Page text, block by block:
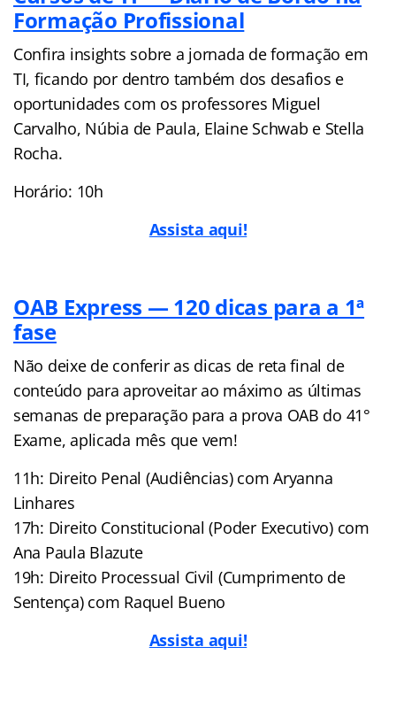
Formação Profissional
Confira insights sobre a jornada de formação em
TI, ficando por dentro também dos desafios e
oportunidades com os professores Miguel
Carvalho, Núbia de Paula, Elaine Schwab e Stella
Rocha.
Horário: 10h
Assista aqui!
OAB Express — 120 dicas para a 1ª
fase
Não deixe de conferir as dicas de reta final de
conteúdo para aproveitar ao máximo as últimas
semanas de preparação para a prova OAB do 41°
Exame, aplicada mês que vem!
11h: Direito Penal (Audiências) com Aryanna
Linhares
17h: Direito Constitucional (Poder Executivo) com
Ana Paula Blazute
19h: Direito Processual Civil (Cumprimento de
Sentença) com Raquel Bueno
Assista aqui!